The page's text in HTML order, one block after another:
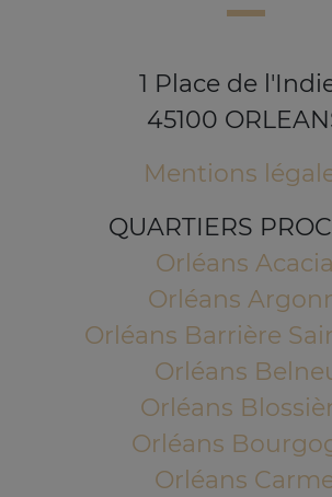
1 Place de
45100
Mentions
QUARTIERS
Orléans
Orléans
Orléans Barrière
Orléans
Orléans
Orléans
Orléans